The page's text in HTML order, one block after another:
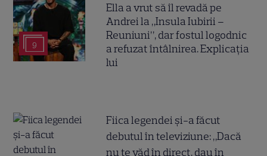
9
Ella a vrut să îl revadă pe
Andrei la „Insula Iubirii –
Reuniuni”, dar fostul logodnic
a refuzat întâlnirea. Explicația
lui
Fiica legendei și-a făcut
debutul în televiziune: „Dacă
nu te văd în direct, dau în